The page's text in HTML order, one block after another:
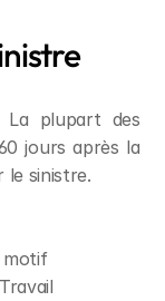
La plupart des
jours après la
sinistre.
motif